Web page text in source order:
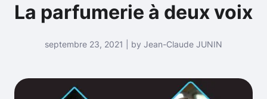
La parfumerie à deux voix
septembre 23, 2021 | by Jean-Claude JUNIN